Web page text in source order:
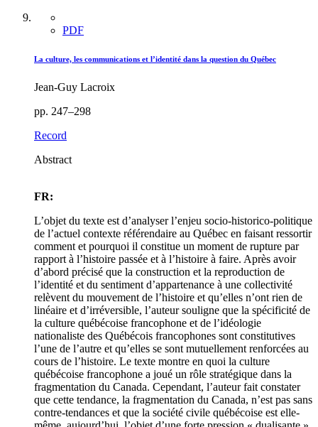
PDF
La culture, les communications et l’identité dans la question du Québec
Jean-Guy Lacroix
pp. 247–298
Record
Abstract
FR:
L’objet du texte est d’analyser l’enjeu socio-historico-politique
de l’actuel contexte référendaire au Québec en faisant ressortir
comment et pourquoi il constitue un moment de rupture par
rapport à l’histoire passée et à l’histoire à faire. Après avoir
d’abord précisé que la construction et la reproduction de
l’identité et du sentiment d’appartenance à une collectivité
relèvent du mouvement de l’histoire et qu’elles n’ont rien de
linéaire et d’irréversible, l’auteur souligne que la spécificité de
la culture québécoise francophone et de l’idéologie
nationaliste des Québécois francophones sont constitutives
l’une de l’autre et qu’elles se sont mutuellement renforcées au
cours de l’histoire. Le texte montre en quoi la culture
québécoise francophone a joué un rôle stratégique dans la
fragmentation du Canada. Cependant, l’auteur fait constater
que cette tendance, la fragmentation du Canada, n’est pas sans
contre-tendances et que la société civile québécoise est elle-